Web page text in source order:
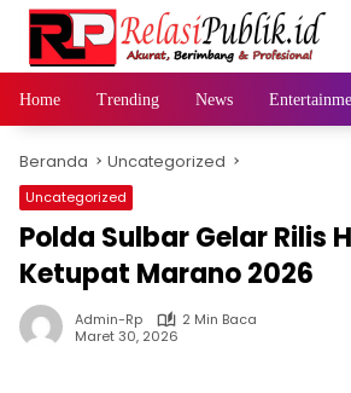
Langsung
konten
Home Trending News
Beranda Uncategorized
Uncategorized
Polda Sulbar Gelar Rilis
Ketupat Marano 2026
Admin-Rp
2 Min Baca
Maret 30, 2026